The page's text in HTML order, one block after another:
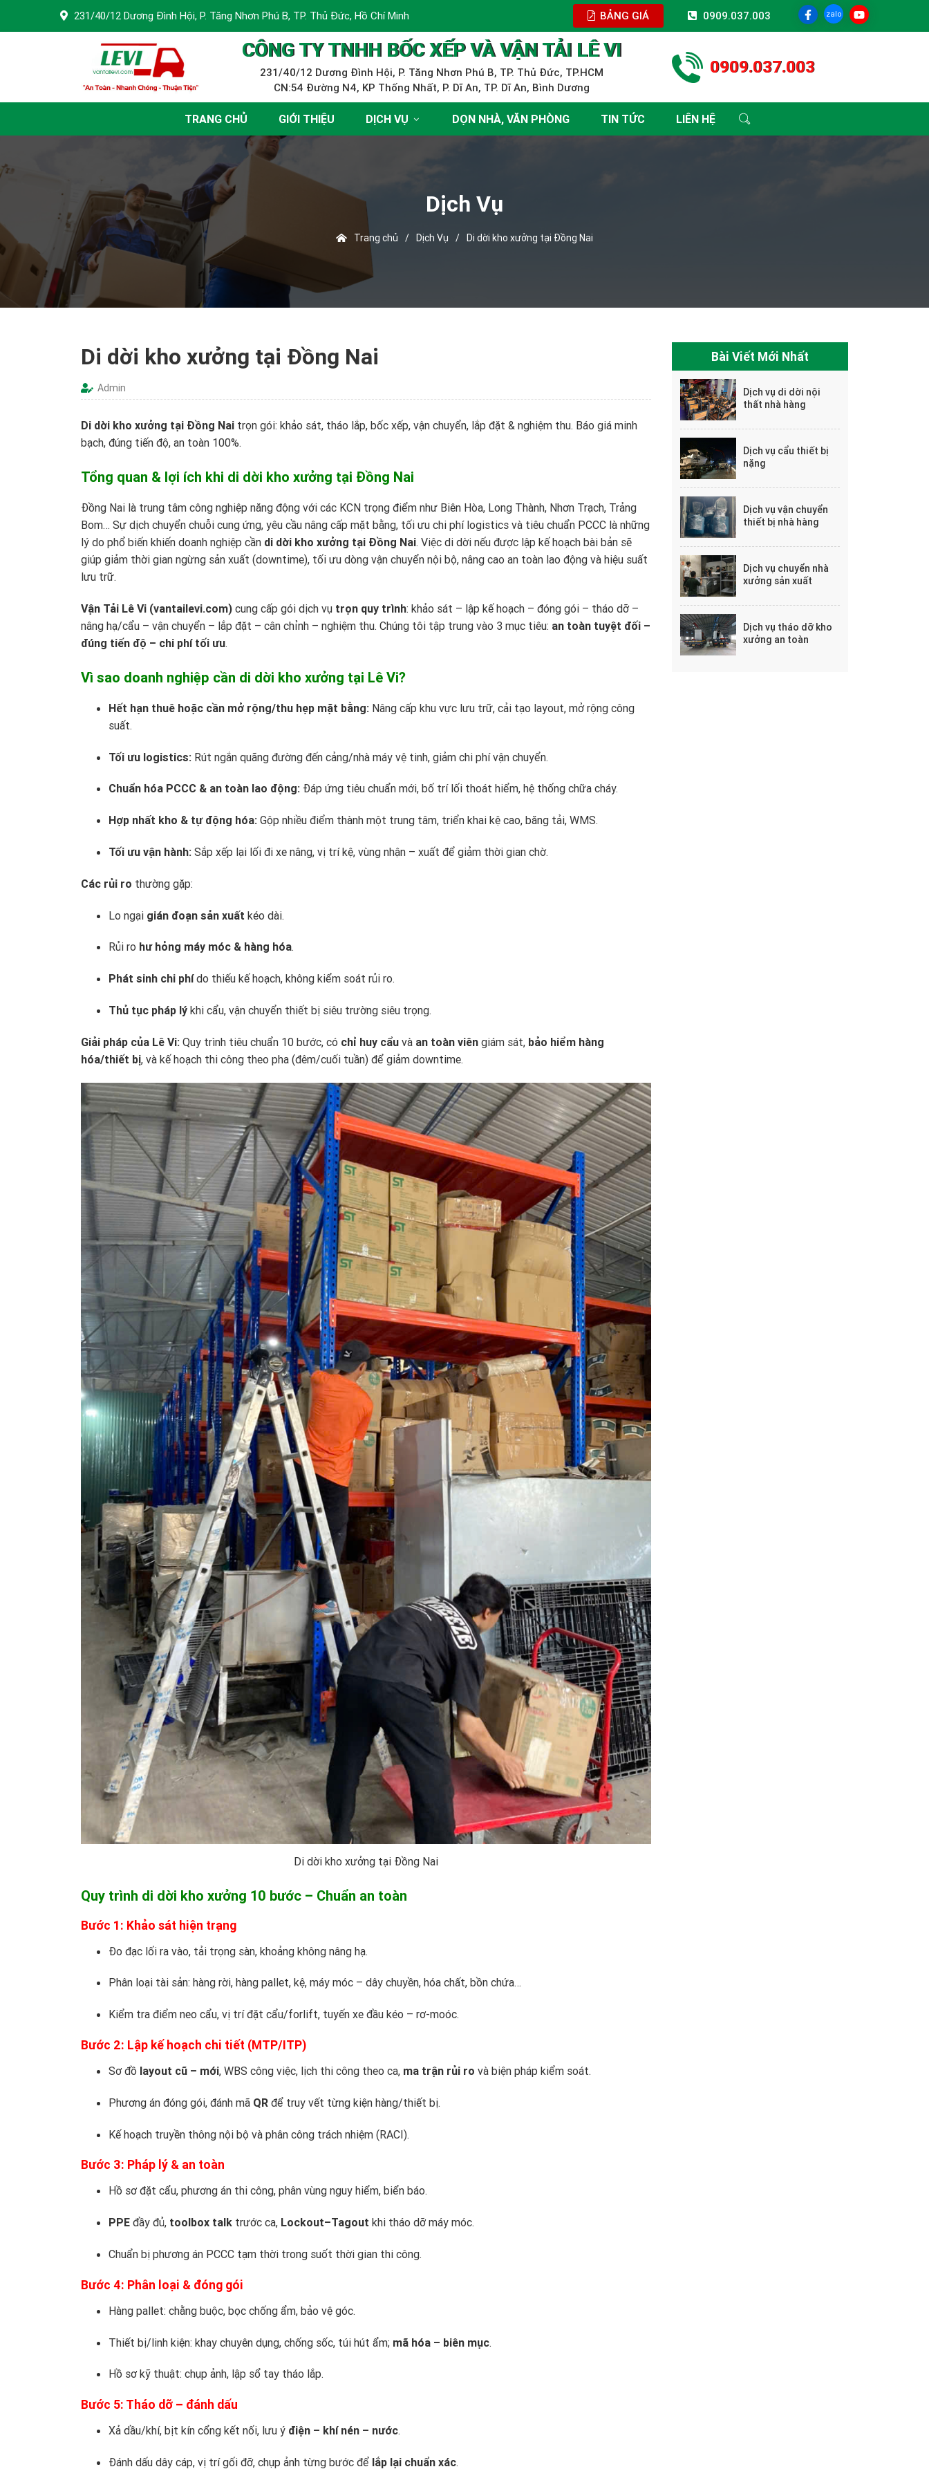
231/40/12 Dương Đình Hội, P. Tăng Nhơn Phú B, TP. Thủ Đức, Hồ Chí Minh BẢNG GIÁ 0909.037.003 zalo
CÔNG TY TNHH BỐC XẾP VÀ VẬN TẢI LÊ VI
231/40/12 Dương Đình Hội, P. Tăng Nhơn Phú B, TP. Thủ Đức, TP.HCM
CN:54 Đường N4, KP Thống Nhất, P. Dĩ An, TP. Dĩ An, Bình Dương
0909.037.003
TRANG CHỦ GIỚI THIỆU DỊCH VỤ DỌN NHÀ, VĂN PHÒNG TIN TỨC LIÊN HỆ
Dịch Vụ
Trang chủ / Dịch Vụ / Di dời kho xưởng tại Đồng Nai
Di dời kho xưởng tại Đồng Nai
Admin
Di dời kho xưởng tại Đồng Nai trọn gói: khảo sát, tháo lắp, bốc xếp, vận chuyển, lắp đặt & nghiệm thu. Báo giá minh
bạch, đúng tiến độ, an toàn 100%.
Tổng quan & lợi ích khi di dời kho xưởng tại Đồng Nai
Đồng Nai là trung tâm công nghiệp năng động với các KCN trọng điểm như Biên Hòa, Long Thành, Nhơn Trạch, Trảng
Bom… Sự dịch chuyển chuỗi cung ứng, yêu cầu nâng cấp mặt bằng, tối ưu chi phí logistics và tiêu chuẩn PCCC là những
lý do phổ biến khiến doanh nghiệp cần di dời kho xưởng tại Đồng Nai. Việc di dời nếu được lập kế hoạch bài bản sẽ
giúp giảm thời gian ngừng sản xuất (downtime), tối ưu dòng vận chuyển nội bộ, nâng cao an toàn lao động và hiệu suất
lưu trữ.
Vận Tải Lê Vi (vantailevi.com) cung cấp gói dịch vụ trọn quy trình: khảo sát – lập kế hoạch – đóng gói – tháo dỡ –
nâng hạ/cẩu – vận chuyển – lắp đặt – cân chỉnh – nghiệm thu. Chúng tôi tập trung vào 3 mục tiêu: an toàn tuyệt đối –
đúng tiến độ – chi phí tối ưu.
Vì sao doanh nghiệp cần di dời kho xưởng tại Lê Vi?
Hết hạn thuê hoặc cần mở rộng/thu hẹp mặt bằng: Nâng cấp khu vực lưu trữ, cải tạo layout, mở rộng công
suất.
Tối ưu logistics: Rút ngắn quãng đường đến cảng/nhà máy vệ tinh, giảm chi phí vận chuyển.
Chuẩn hóa PCCC & an toàn lao động: Đáp ứng tiêu chuẩn mới, bố trí lối thoát hiểm, hệ thống chữa cháy.
Hợp nhất kho & tự động hóa: Gộp nhiều điểm thành một trung tâm, triển khai kệ cao, băng tải, WMS.
Tối ưu vận hành: Sắp xếp lại lối đi xe nâng, vị trí kệ, vùng nhận – xuất để giảm thời gian chờ.
Các rủi ro thường gặp:
Lo ngại gián đoạn sản xuất kéo dài.
Rủi ro hư hỏng máy móc & hàng hóa.
Phát sinh chi phído thiếu kế hoạch, không kiểm soát rủi ro.
Thủ tục pháp lý khi cẩu, vận chuyển thiết bị siêu trường siêu trọng.
Giải pháp của Lê Vi: Quy trình tiêu chuẩn 10 bước, có chỉ huy cẩu và an toàn viên giám sát, bảo hiểm hàng
hóa/thiết bị, và kế hoạch thi công theo pha (đêm/cuối tuần) để giảm downtime.
Di dời kho xưởng tại Đồng Nai
Quy trình di dời kho xưởng 10 bước – Chuẩn an toàn
Bước 1: Khảo sát hiện trạng
Đo đạc lối ra vào, tải trọng sàn, khoảng không nâng hạ.
Phân loại tài sản: hàng rời, hàng pallet, kệ, máy móc – dây chuyền, hóa chất, bồn chứa…
Kiểm tra điểm neo cẩu, vị trí đặt cẩu/forlift, tuyến xe đầu kéo – rơ-moóc.
Bước 2: Lập kế hoạch chi tiết (MTP/ITP)
Sơ đồ layout cũ – mới, WBS công việc, lịch thi công theo ca, ma trận rủi ro và biện pháp kiểm soát.
Phương án đóng gói, đánh mã QR để truy vết từng kiện hàng/thiết bị.
Kế hoạch truyền thông nội bộ và phân công trách nhiệm (RACI).
Bước 3: Pháp lý & an toàn
Hồ sơ đặt cẩu, phương án thi công, phân vùng nguy hiểm, biển báo.
PPE đầy đủ, toolbox talk trước ca, Lockout–Tagout khi tháo dỡ máy móc.
Chuẩn bị phương án PCCC tạm thời trong suốt thời gian thi công.
Bước 4: Phân loại & đóng gói
Hàng pallet: chằng buộc, bọc chống ẩm, bảo vệ góc.
Thiết bị/linh kiện: khay chuyên dụng, chống sốc, túi hút ẩm; mã hóa – biên mục.
Hồ sơ kỹ thuật: chụp ảnh, lập sổ tay tháo lắp.
Bước 5: Tháo dỡ – đánh dấu
Xả dầu/khí, bịt kín cổng kết nối, lưu ý điện – khí nén – nước.
Đánh dấu dây cáp, vị trí gối đỡ, chụp ảnh từng bước để lắp lại chuẩn xác.
Bài Viết Mới Nhất
Dịch vụ di dời nội
thất nhà hàng
Dịch vụ cẩu thiết bị
nặng
Dịch vụ vận chuyển
thiết bị nhà hàng
Dịch vụ chuyển nhà
xưởng sản xuất
Dịch vụ tháo dỡ kho
xưởng an toàn